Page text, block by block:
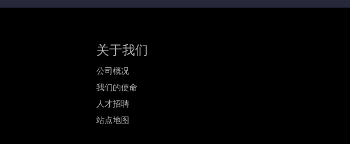
关于我们
公司概况
我们的使命
人才招聘
站点地图